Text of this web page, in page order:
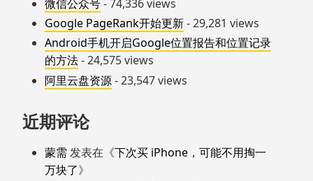
微信公众号- 74,336 views
Google PageRank开始更新- 29,281 views
Android手机开启Google位置报告和位置记录
的方法- 24,575 views
阿里云盘资源- 23,547 views
近期评论
蒙需 发表在《下次买 iPhone，可能不用掏一
万块了》